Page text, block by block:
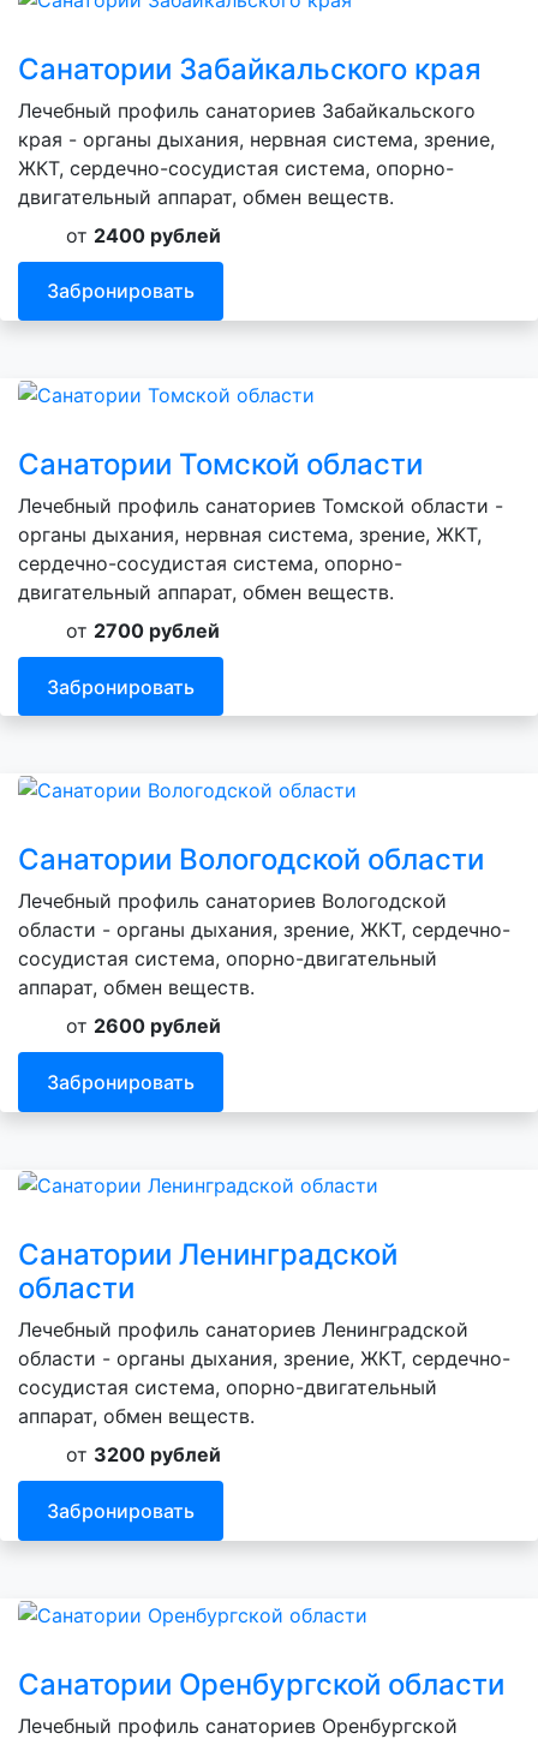
Санатории Забайкальского края
Лечебный профиль санаториев Забайкальского
края - органы дыхания, нервная система, зрение,
ЖКТ, сердечно-сосудистая система, опорно-
двигательный аппарат, обмен веществ.
от 2400 рублей
Забронировать
Санатории Томской области
Лечебный профиль санаториев Томской области -
органы дыхания, нервная система, зрение, ЖКТ,
сердечно-сосудистая система, опорно-
двигательный аппарат, обмен веществ.
от 2700 рублей
Забронировать
Санатории Вологодской области
Лечебный профиль санаториев Вологодской
области - органы дыхания, зрение, ЖКТ, сердечно-
сосудистая система, опорно-двигательный
аппарат, обмен веществ.
от 2600 рублей
Забронировать
Санатории Ленинградской
области
Лечебный профиль санаториев Ленинградской
области - органы дыхания, зрение, ЖКТ, сердечно-
сосудистая система, опорно-двигательный
аппарат, обмен веществ.
от 3200 рублей
Забронировать
Санатории Оренбургской области
Лечебный профиль санаториев Оренбургской